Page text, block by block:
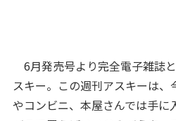
6月発売号より完全電子雑誌
スキー。この週刊アスキーは
やコンビニ、本屋さんでは手に